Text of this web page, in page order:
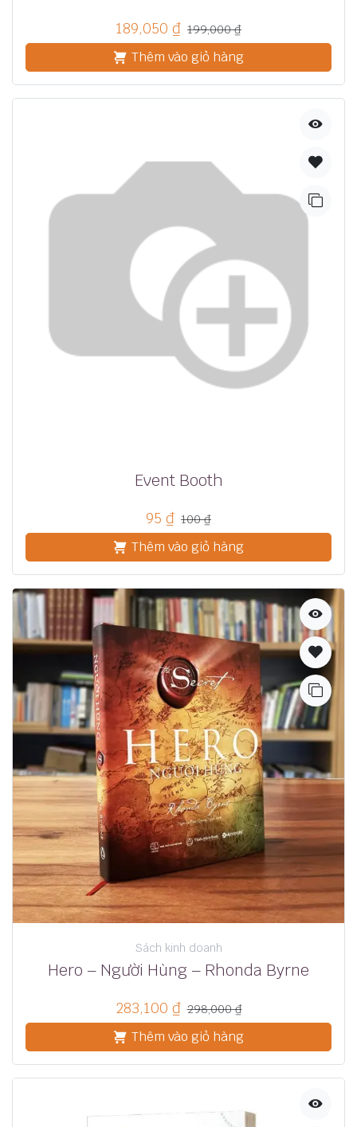
189,050 ₫ 199,000₫
Thêm vào giỏ hàng
Event Booth
95 ₫ 100₫
Thêm vào giỏ hàng
Sách kinh doanh
Hero – Người Hùng – Rhonda Byrne
283,100 ₫ 298,000₫
Thêm vào giỏ hàng